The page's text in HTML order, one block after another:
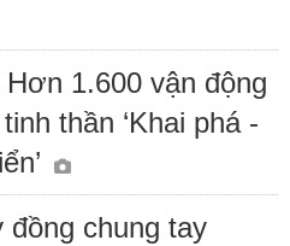
1.600 vận động
thần ‘Khai phá -
đồng chung tay